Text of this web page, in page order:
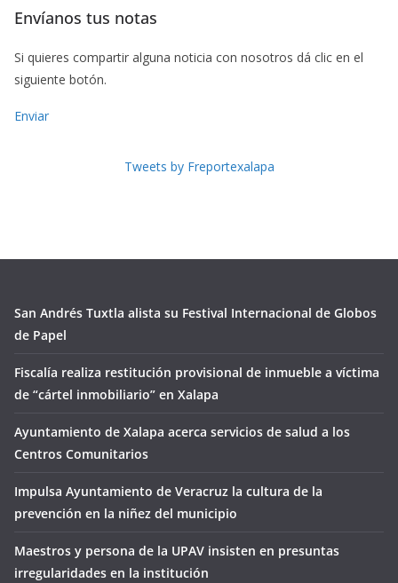
Envíanos tus notas
Si quieres compartir alguna noticia con nosotros dá clic en el
siguiente botón.
Enviar
Tweets by Freportexalapa
San Andrés Tuxtla alista su Festival Internacional de Globos
de Papel
Fiscalía realiza restitución provisional de inmueble a víctima
de “cártel inmobiliario” en Xalapa
Ayuntamiento de Xalapa acerca servicios de salud a los
Centros Comunitarios
Impulsa Ayuntamiento de Veracruz la cultura de la
prevención en la niñez del municipio
Maestros y persona de la UPAV insisten en presuntas
irregularidades en la institución